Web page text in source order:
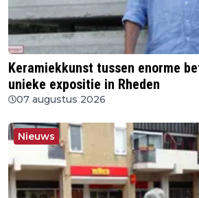
Keramiekkunst tussen enorme
unieke expositie in Rheden
07 augustus 2026
Nieuws